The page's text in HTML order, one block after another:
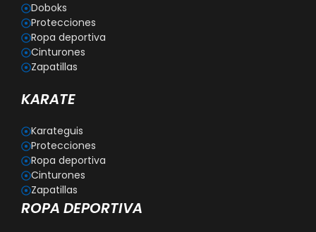
Doboks
Protecciones
Ropa deportiva
Cinturones
Zapatillas
KARATE
Karateguis
Protecciones
Ropa deportiva
Cinturones
Zapatillas
ROPA DEPORTIVA